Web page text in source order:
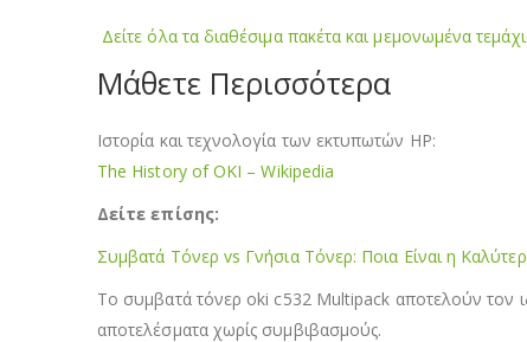
Δείτε όλα τα διαθέσιμα πακέτα και μεμονωμένα
Μάθετε Περισσότερα
Ιστορία και τεχνολογία των εκτυπωτών HP:
The History of OKI – Wikipedia
Δείτε επίσης:
Συμβατά Τόνερ vs Γνήσια Τόνερ: Ποια Είναι η
Το συμβατά τόνερ oki c532 Multipack αποτελούν τον
αποτελέσματα χωρίς συμβιβασμούς.